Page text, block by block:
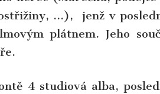
…), jenž v
plátnem. Jeho
4 studiová alba,